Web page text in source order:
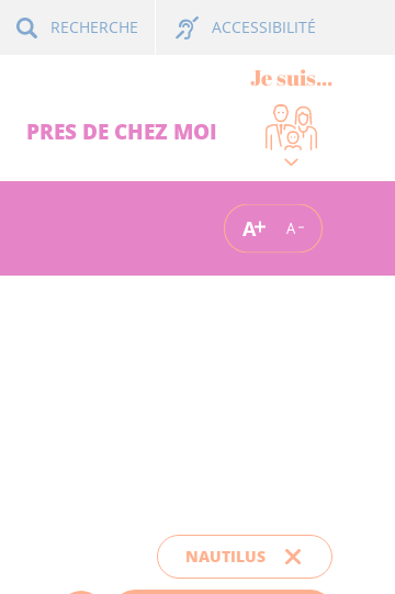
RECHERCHE ACCESSIBILITÉ
PRES DE CHEZ MOI
Je suis...
A A
NAUTILUS